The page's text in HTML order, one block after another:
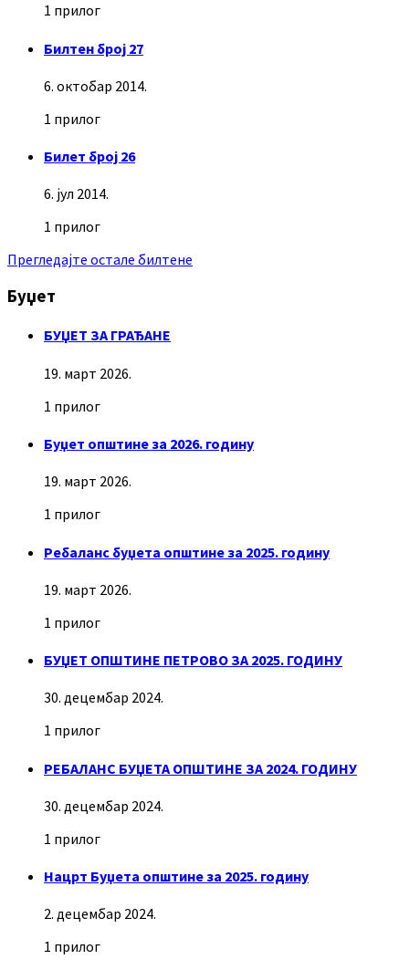
1 прилог
Билтен број 27
6. октобар 2014.
1 прилог
Билет број 26
6. јул 2014.
1 прилог
Прегледајте остале билтене
Буџет
БУЏЕТ ЗА ГРАЂАНЕ
19. март 2026.
1 прилог
Буџет општине за 2026. годину
19. март 2026.
1 прилог
Ребаланс буџета општине за 2025. годину
19. март 2026.
1 прилог
БУЏЕТ ОПШТИНЕ ПЕТРОВО ЗА 2025. ГОДИНУ
30. децембар 2024.
1 прилог
РЕБАЛАНС БУЏЕТА ОПШТИНЕ ЗА 2024. ГОДИНУ
30. децембар 2024.
1 прилог
Нацрт Буџета општине за 2025. годину
2. децембар 2024.
1 прилог